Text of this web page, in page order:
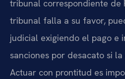
tribunal correspondiente de
tribunal falla a su favor,
judicial exigiendo el pago e
sanciones por desacato si
Actuar con prontitud es